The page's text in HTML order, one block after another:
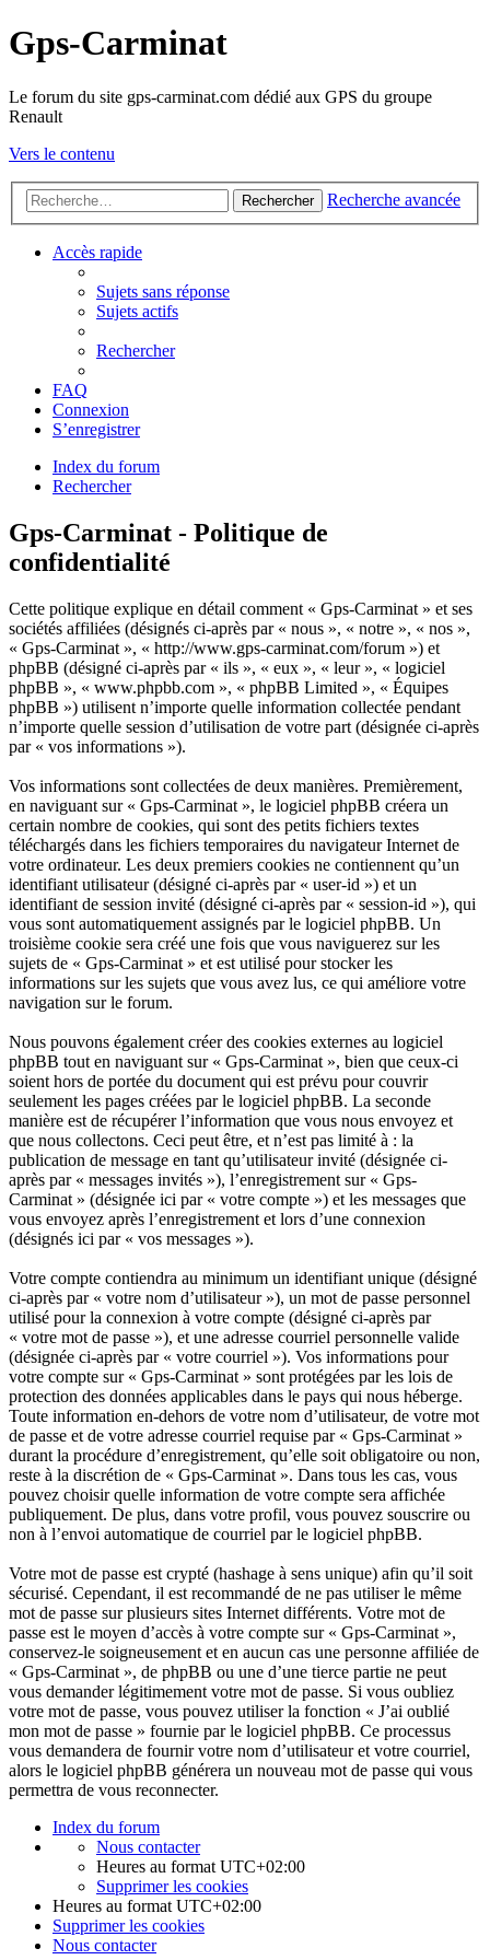
Gps-Carminat
Le forum du site gps-carminat.com dédié aux GPS du groupe
Renault
Vers le contenu
Rechercher Recherche avancée
Accès rapide
Sujets sans réponse
Sujets actifs
Rechercher
FAQ
Connexion
S’enregistrer
Index du forum
Rechercher
Gps-Carminat - Politique de
confidentialité
Cette politique explique en détail comment « Gps-Carminat » et ses
sociétés affiliées (désignés ci-après par « nous », « notre », « nos »,
« Gps-Carminat », « http://www.gps-carminat.com/forum ») et
phpBB (désigné ci-après par « ils », « eux », « leur », « logiciel
phpBB », « www.phpbb.com », « phpBB Limited », « Équipes
phpBB ») utilisent n’importe quelle information collectée pendant
n’importe quelle session d’utilisation de votre part (désignée ci-après
par « vos informations »).
Vos informations sont collectées de deux manières. Premièrement,
en naviguant sur « Gps-Carminat », le logiciel phpBB créera un
certain nombre de cookies, qui sont des petits fichiers textes
téléchargés dans les fichiers temporaires du navigateur Internet de
votre ordinateur. Les deux premiers cookies ne contiennent qu’un
identifiant utilisateur (désigné ci-après par « user-id ») et un
identifiant de session invité (désigné ci-après par « session-id »), qui
vous sont automatiquement assignés par le logiciel phpBB. Un
troisième cookie sera créé une fois que vous naviguerez sur les
sujets de « Gps-Carminat » et est utilisé pour stocker les
informations sur les sujets que vous avez lus, ce qui améliore votre
navigation sur le forum.
Nous pouvons également créer des cookies externes au logiciel
phpBB tout en naviguant sur « Gps-Carminat », bien que ceux-ci
soient hors de portée du document qui est prévu pour couvrir
seulement les pages créées par le logiciel phpBB. La seconde
manière est de récupérer l’information que vous nous envoyez et
que nous collectons. Ceci peut être, et n’est pas limité à : la
publication de message en tant qu’utilisateur invité (désignée ci-
après par « messages invités »), l’enregistrement sur « Gps-
Carminat » (désignée ici par « votre compte ») et les messages que
vous envoyez après l’enregistrement et lors d’une connexion
(désignés ici par « vos messages »).
Votre compte contiendra au minimum un identifiant unique (désigné
ci-après par « votre nom d’utilisateur »), un mot de passe personnel
utilisé pour la connexion à votre compte (désigné ci-après par
« votre mot de passe »), et une adresse courriel personnelle valide
(désignée ci-après par « votre courriel »). Vos informations pour
votre compte sur « Gps-Carminat » sont protégées par les lois de
protection des données applicables dans le pays qui nous héberge.
Toute information en-dehors de votre nom d’utilisateur, de votre mot
de passe et de votre adresse courriel requise par « Gps-Carminat »
durant la procédure d’enregistrement, qu’elle soit obligatoire ou non,
reste à la discrétion de « Gps-Carminat ». Dans tous les cas, vous
pouvez choisir quelle information de votre compte sera affichée
publiquement. De plus, dans votre profil, vous pouvez souscrire ou
non à l’envoi automatique de courriel par le logiciel phpBB.
Votre mot de passe est crypté (hashage à sens unique) afin qu’il soit
sécurisé. Cependant, il est recommandé de ne pas utiliser le même
mot de passe sur plusieurs sites Internet différents. Votre mot de
passe est le moyen d’accès à votre compte sur « Gps-Carminat »,
conservez-le soigneusement et en aucun cas une personne affiliée de
« Gps-Carminat », de phpBB ou une d’une tierce partie ne peut
vous demander légitimement votre mot de passe. Si vous oubliez
votre mot de passe, vous pouvez utiliser la fonction « J’ai oublié
mon mot de passe » fournie par le logiciel phpBB. Ce processus
vous demandera de fournir votre nom d’utilisateur et votre courriel,
alors le logiciel phpBB générera un nouveau mot de passe qui vous
permettra de vous reconnecter.
Index du forum
Nous contacter
Heures au format UTC+02:00
Supprimer les cookies
Heures au format UTC+02:00
Supprimer les cookies
Nous contacter